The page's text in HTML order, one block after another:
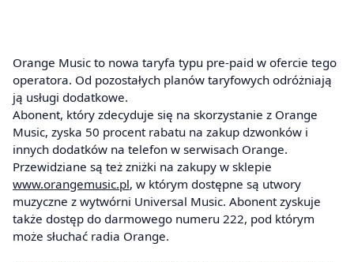
Orange Music to nowa taryfa typu pre-paid w ofercie tego
operatora. Od pozostałych planów taryfowych odróżniają
ją usługi dodatkowe.
Abonent, który zdecyduje się na skorzystanie z Orange
Music, zyska 50 procent rabatu na zakup dzwonków i
innych dodatków na telefon w serwisach Orange.
Przewidziane są też zniżki na zakupy w sklepie
www.orangemusic.pl, w którym dostępne są utwory
muzyczne z wytwórni Universal Music. Abonent zyskuje
także dostęp do darmowego numeru 222, pod którym
może słuchać radia Orange.